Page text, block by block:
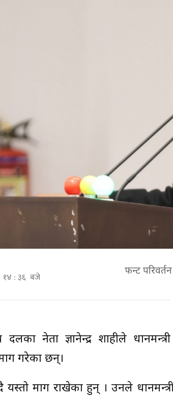
१४ : ३६ बजे फन्ट
दलका नेता ज्ञानेन्द्र शाहीले
गरेका छन्।
यस्तो माग राखेका हुन् । उनले